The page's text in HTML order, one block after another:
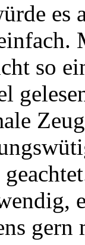
es
so